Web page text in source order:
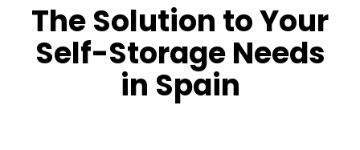
The Solution to Your
Self-Storage Needs
in Spain